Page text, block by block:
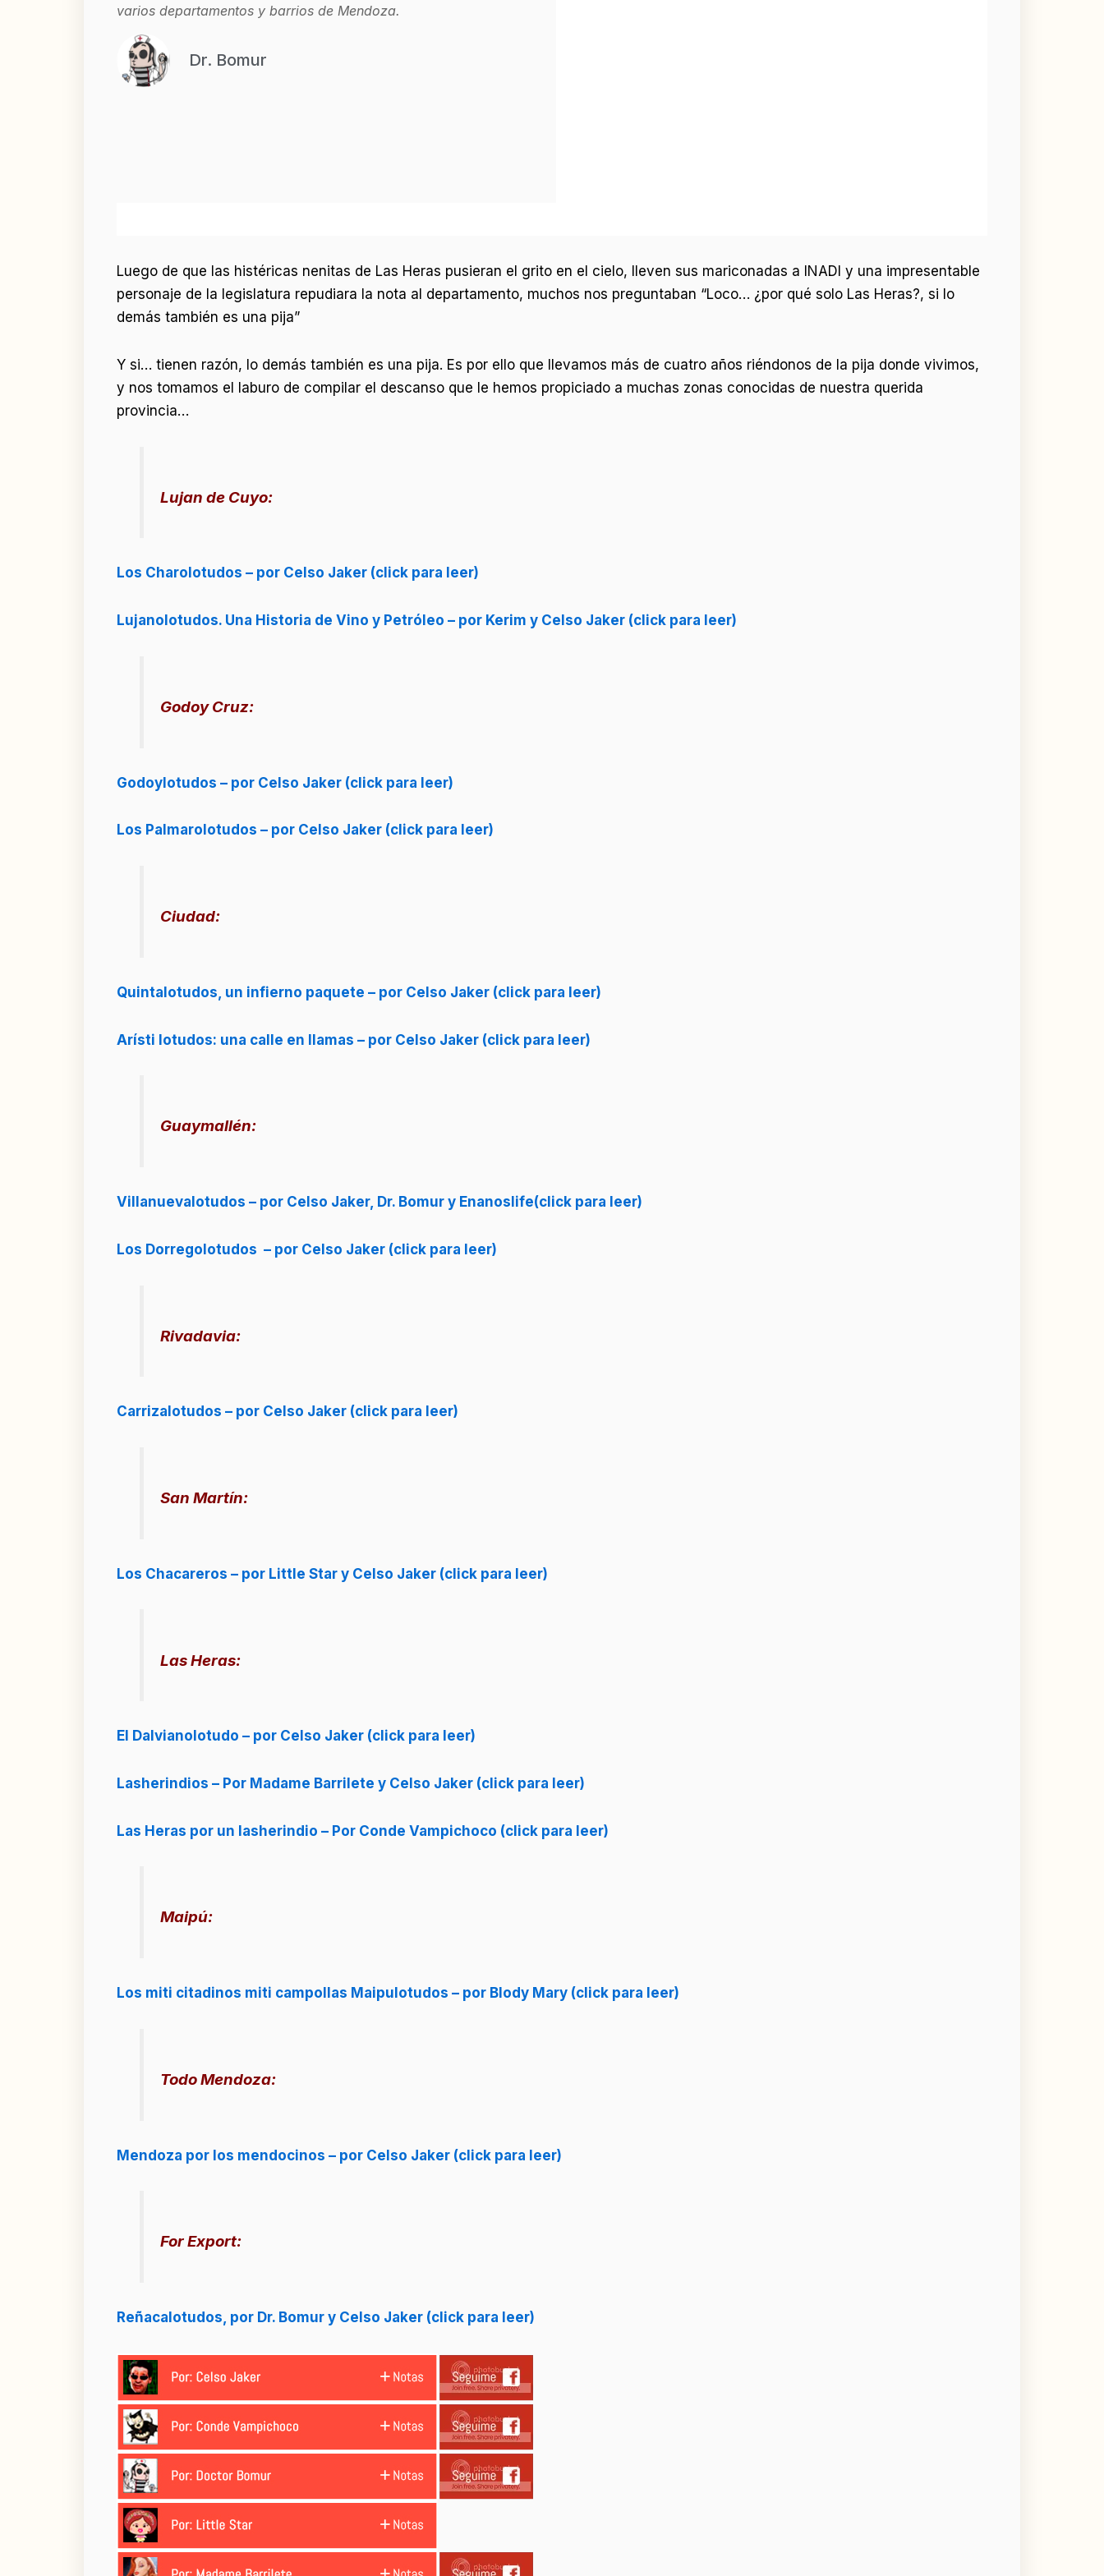
varios departamentos y barrios de Mendoza.
Dr. Bomur
Luego de que las histéricas nenitas de Las Heras pusieran el grito en el cielo, lleven sus mariconadas a INADI y una impresentable
personaje de la legislatura repudiara la nota al departamento, muchos nos preguntaban “Loco… ¿por qué solo Las Heras?, si lo
demás también es una pija”
Y si… tienen razón, lo demás también es una pija. Es por ello que llevamos más de cuatro años riéndonos de la pija donde vivimos,
y nos tomamos el laburo de compilar el descanso que le hemos propiciado a muchas zonas conocidas de nuestra querida
provincia…
Lujan de Cuyo:
Los Charolotudos – por Celso Jaker (click para leer)
Lujanolotudos. Una Historia de Vino y Petróleo – por Kerim y Celso Jaker (click para leer)
Godoy Cruz:
Godoylotudos – por Celso Jaker (click para leer)
Los Palmarolotudos – por Celso Jaker (click para leer)
Ciudad:
Quintalotudos, un infierno paquete – por Celso Jaker (click para leer)
Arísti lotudos: una calle en llamas – por Celso Jaker (click para leer)
Guaymallén:
Villanuevalotudos – por Celso Jaker, Dr. Bomur y Enanoslife(click para leer)
Los Dorregolotudos – por Celso Jaker (click para leer)
Rivadavia:
Carrizalotudos – por Celso Jaker (click para leer)
San Martín:
Los Chacareros – por Little Star y Celso Jaker (click para leer)
Las Heras:
El Dalvianolotudo – por Celso Jaker (click para leer)
Lasherindios – Por Madame Barrilete y Celso Jaker (click para leer)
Las Heras por un lasherindio – Por Conde Vampichoco (click para leer)
Maipú:
Los miti citadinos miti campollas Maipulotudos – por Blody Mary (click para leer)
Todo Mendoza:
Mendoza por los mendocinos – por Celso Jaker (click para leer)
For Export:
Reñacalotudos, por Dr. Bomur y Celso Jaker (click para leer)